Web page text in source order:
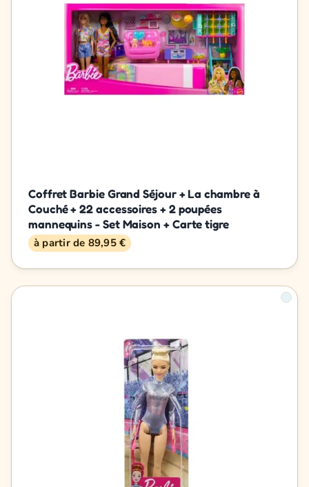
Coffret Barbie Grand Séjour + La chambre à
Couché + 22 accessoires + 2 poupées
mannequins - Set Maison + Carte tigre
à partir de 89,95 €